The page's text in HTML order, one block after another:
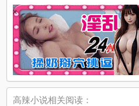
x
高辣小说相关阅读：